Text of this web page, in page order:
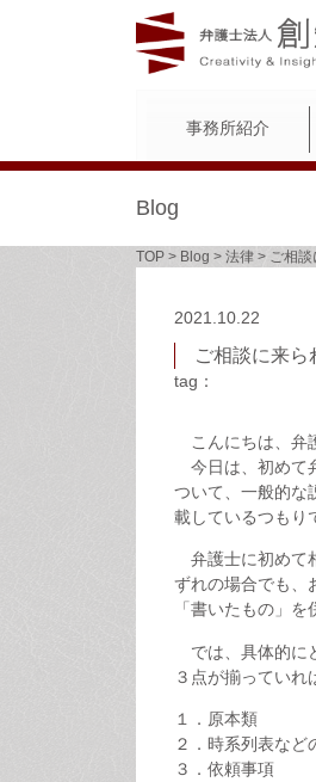
事務所紹介
Blog
TOP > Blog > 法律 > ご相
2021.10.22
ご相談に来ら
tag：
こんにちは、弁
今日は、初めて
ついて、一般的な
載しているつもり
弁護士に初めて
ずれの場合でも、
「書いたもの」
では、具体的に
３点が揃っていれ
１．原本類
２．時系列表など
３．依頼事項